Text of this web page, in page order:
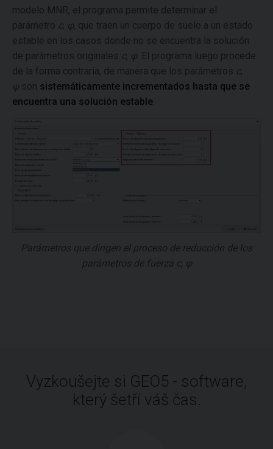
modelo MNR, el programa permite determinar el
parámetro c, φ que traen un cuerpo de suelo a un estado
estable en los casos donde no se encuentra la solución
de parámetros originales c, φ . El programa luego procede
de la forma contraria, de manera que los parámetros c,
φ son sistemáticamente incrementados hasta que se
encuentra una solución estable
Parámetros que dirigen el proceso de reducción de los
parámetros de fuerza c, φ
Vyzkoušejte si GEO5 - software,
který šetří váš čas.